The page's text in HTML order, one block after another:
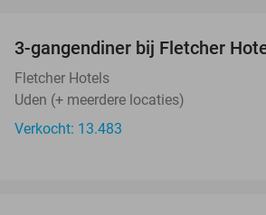
3-gangendiner bij Fletcher
Fletcher Hotels
Uden (+ meerdere locaties)
Verkocht: 13.483